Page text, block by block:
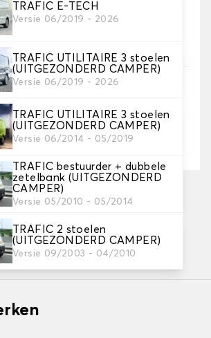
TRAFIC E-TECH
Versie 06/2019 - 2026
TRAFIC UTILITAIRE 3 stoelen
(UITGEZONDERD CAMPER)
Versie 06/2019 - 2026
TRAFIC UTILITAIRE 3 stoelen
(UITGEZONDERD CAMPER)
Versie 06/2014 - 05/2019
TRAFIC bestuurder + dubbele
zetelbank (UITGEZONDERD
CAMPER)
Versie 05/2010 - 05/2014
TRAFIC 2 stoelen
(UITGEZONDERD CAMPER)
Versie 09/2003 - 04/2010
je tapijt kofferruimte.
1,5 meter)
in 10 werkdagen
gratis, vanaf €60 aankoop.